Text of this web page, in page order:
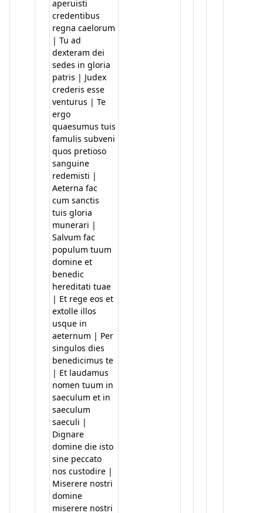
aperuisti
credentibus
regna caelorum
| Tu ad
dexteram dei
sedes in gloria
patris | Judex
crederis esse
venturus | Te
ergo
quaesumus tuis
famulis subveni
quos pretioso
sanguine
redemisti |
Aeterna fac
cum sanctis
tuis gloria
munerari |
Salvum fac
populum tuum
domine et
benedic
hereditati tuae
| Et rege eos et
extolle illos
usque in
aeternum | Per
singulos dies
benedicimus te
| Et laudamus
nomen tuum in
saeculum et in
saeculum
saeculi |
Dignare
domine die isto
sine peccato
nos custodire |
Miserere nostri
domine
miserere nostri